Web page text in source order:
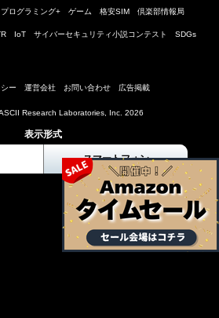
プログラミング+ ゲーム 格安SIM 倶楽部情報局
IoT サイバーセキュリティ小説コンテスト SDGs
ー 運営会社 お問い合わせ 広告掲載
Research Laboratories, Inc. 2026
表示形式
スマートフォン